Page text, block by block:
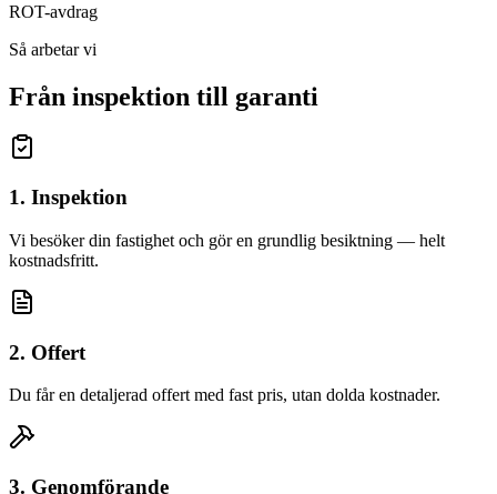
ROT-avdrag
Så arbetar vi
Från inspektion till garanti
1. Inspektion
Vi besöker din fastighet och gör en grundlig besiktning — helt
kostnadsfritt.
2. Offert
Du får en detaljerad offert med fast pris, utan dolda kostnader.
3. Genomförande